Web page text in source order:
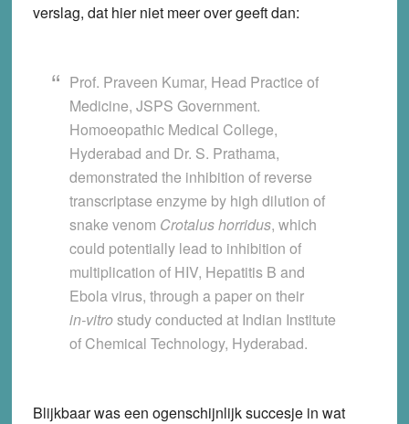
verslag, dat hier niet meer over geeft dan:
Prof. Praveen Kumar, Head Practice of
Medicine, JSPS Government.
Homoeopathic Medical College,
Hyderabad and Dr. S. Prathama,
demonstrated the inhibition of reverse
transcriptase enzyme by high dilution of
snake venom Crotalus horridus, which
could potentially lead to inhibition of
multiplication of HIV, Hepatitis B and
Ebola virus, through a paper on their
in‑vitrostudy conducted at Indian Institute
of Chemical Technology, Hyderabad.
Blijkbaar was een ogenschijnlijk succesje in wat